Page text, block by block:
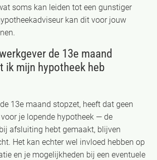
soms kan leiden tot een gunstiger
kan dit voor jouw
de 13e maand
ik mijn hypotheek heb
13e maand stopzet, heeft dat geen
je lopende hypotheek — de
afsluiting hebt gemaakt, blijven
Het kan echter wel invloed hebben op
en je mogelijkheden bij een eventuele